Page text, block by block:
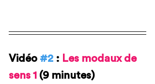
Vidéo #2 : Les modaux de
sens 1 (9 minutes)